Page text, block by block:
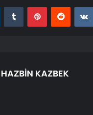
LinkedInTumblr PinterestReddit
KAZBEK